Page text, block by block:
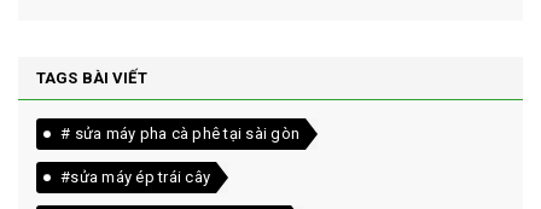
TAGS BÀI VIẾT
# sửa máy pha cà phê tại sài gòn
#sửa máy ép trái cây